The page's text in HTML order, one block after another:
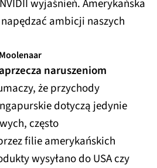
wyjaśnień. Amerykańska
ambicji naszych
naruszeniom
że przychody
dotyczą jedynie
często
filie amerykańskich
wysyłano do USA czy